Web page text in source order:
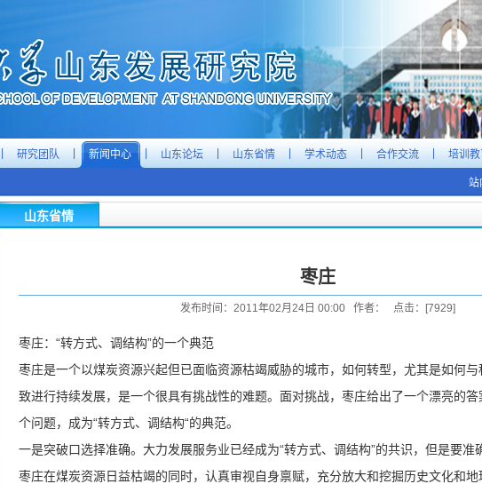
研究团队 新闻中心 山东论坛 山东省情 学术动态 合作交流 培训教
站
山东省情
枣庄
发布时间：2011年02月24日 00:00 作者： 点击：[7929]
枣庄：“转方式、调结构”的一个典范
枣庄是一个以煤炭资源兴起但已面临资源枯竭威胁的城市，如何转型，尤其是如何
致进行持续发展，是一个很具有挑战性的难题。面对挑战，枣庄给出了一个漂亮的
个问题，成为“转方式、调结构“的典范。
一是突破口选择准确。大力发展服务业已经成为“转方式、调结构”的共识，但是要准
枣庄在煤炭资源日益枯竭的同时，认真审视自身禀赋，充分放大和挖掘历史文化和